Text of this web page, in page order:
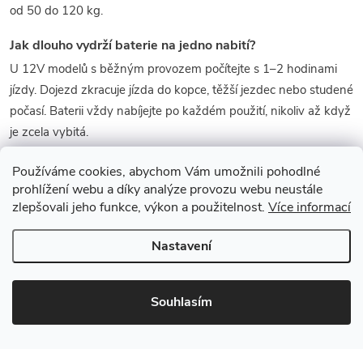
Používáme cookies, abychom Vám umožnili pohodlné
prohlížení webu a díky analýze provozu webu neustále
zlepšovali jeho funkce, výkon a použitelnost. Více informací
Nastavení
Souhlasím
od 50 do 120 kg.
Jak dlouho vydrží baterie na jedno nabití?
U 12V modelů s běžným provozem počítejte s 1–2 hodinami
jízdy. Dojezd zkracuje jízda do kopce, těžší jezdec nebo studené
počasí. Baterii vždy nabíjejte po každém použití, nikoliv až když
je zcela vybitá.
Mají vozítka dálkový ovladač pro rodiče?
Většina 12V a 24V modelů dálkový ovladač na frekvenci 2,4
GHz obsahuje. Ovladač umožňuje rodičům řídit vozítko na dálku
nebo ho zastavit. U nejjednodušších 6V modelů pro nejmenší
Jaký je rozdíl mezi elektrickým autíčkem s licencí a
Autíčko s licencí je designově věrná replika skutečného auta,